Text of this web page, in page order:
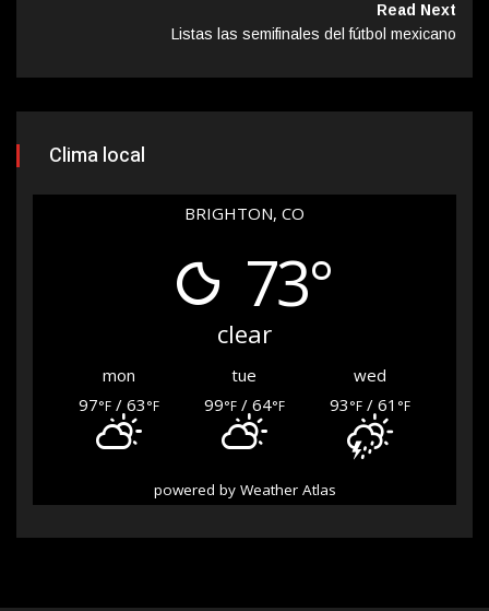
Read Next
Listas las semifinales del fútbol mexicano
Clima local
BRIGHTON, CO
73°
clear
mon tue
wed
97°F / 63°F 99°F/ 64°F 93°F/ 61 °F
powered by Weather Atlas